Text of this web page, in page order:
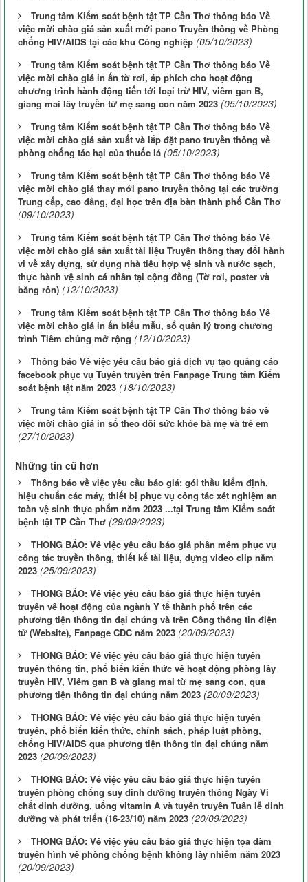
Trung tâm Kiểm soát bệnh tật TP Cần Thơ thông báo Về
việc mời chào giá sản xuất mới pano Truyền thông về Phòng
chống HIV/AIDS tại các khu Công nghiệp (05/10/2023)
Trung tâm Kiểm soát bệnh tật TP Cần Thơ thông báo Về
việc mời chào giá in ấn tờ rơi, áp phích cho hoạt động
chương trình hành động tiến tới loại trừ HIV, viêm gan B,
giang mai lây truyền từ mẹ sang con năm 2023 (05/10/2023)
Trung tâm Kiểm soát bệnh tật TP Cần Thơ thông báo Về
việc mời chào giá sản xuất và lắp đặt pano truyền thông về
phòng chống tác hại của thuốc lá (05/10/2023)
Trung tâm Kiểm soát bệnh tật TP Cần Thơ thông báo Về
việc mời chào giá thay mới pano truyền thông tại các trường
Trung cấp, cao đẳng, đại học trên địa bàn thành phố Cần Thơ
(09/10/2023)
Trung tâm Kiểm soát bệnh tật TP Cần Thơ thông báo Về
việc mời chào giá sản xuất tài liệu Truyền thông thay đổi hành
vi về xây dựng, sử dụng nhà tiêu hợp vệ sinh và nước sạch,
thực hành vệ sinh cá nhân tại cộng đồng (Tờ rơi, poster và
băng rôn) (12/10/2023)
Trung tâm Kiểm soát bệnh tật TP Cần Thơ thông báo Về
việc mời chào giá in ấn biểu mẫu, sổ quản lý trong chương
trình Tiêm chủng mở rộng (12/10/2023)
Thông báo Về việc yêu cầu báo giá dịch vụ tạo quảng cáo
facebook phục vụ Tuyên truyền trên Fanpage Trung tâm Kiểm
soát bệnh tật năm 2023 (18/10/2023)
Trung tâm Kiểm soát bệnh tật TP Cần Thơ thông báo về
việc mời chào giá in sổ theo dõi sức khỏe bà mẹ và trẻ em
(27/10/2023)
Những tin cũ hơn
Thông báo về việc yêu cầu báo giá: gói thầu kiểm định,
hiệu chuẩn các máy, thiết bị phục vụ công tác xét nghiệm an
toàn vệ sinh thực phẩm năm 2023 ...tại Trung tâm Kiểm soát
bệnh tật TP Cần Thơ (29/09/2023)
THÔNG BÁO: Về việc yêu cầu báo giá phần mềm phục vụ
công tác truyền thông, thiết kế tài liệu, dựng video clip năm
2023 (25/09/2023)
THÔNG BÁO: Về việc yêu cầu báo giá thực hiện tuyên
truyền về hoạt động của ngành Y tế thành phố trên các
phương tiện thông tin đại chúng và trên Công thông tin điện
tử (Website), Fanpage CDC năm 2023 (20/09/2023)
THÔNG BÁO: Về việc yêu cầu báo giá thực hiện tuyên
truyền thông tin, phổ biến kiến thức về hoạt động phòng lây
truyền HIV, Viêm gan B và giang mai từ mẹ sang con, qua
phương tiện thông tin đại chúng năm 2023 (20/09/2023)
THÔNG BÁO: Về việc yêu cầu báo giá thực hiện tuyên
truyền, phổ biến kiến thức, chính sách, pháp luật phòng,
chống HIV/AIDS qua phương tiện thông tin đại chúng năm
2023 (20/09/2023)
THÔNG BÁO: Về việc yêu cầu báo giá thực hiện tuyên
truyền phòng chống suy dinh dưỡng truyền thông Ngày Vi
chất dinh dưỡng, uống vitamin A và tuyên truyền Tuần lễ dinh
dưỡng và phát triển (16-23/10) năm 2023 (20/09/2023)
THÔNG BÁO: Về việc yêu cầu báo giá thực hiện tọa đàm
truyền hình về phòng chống bệnh không lây nhiễm năm 2023
(20/09/2023)